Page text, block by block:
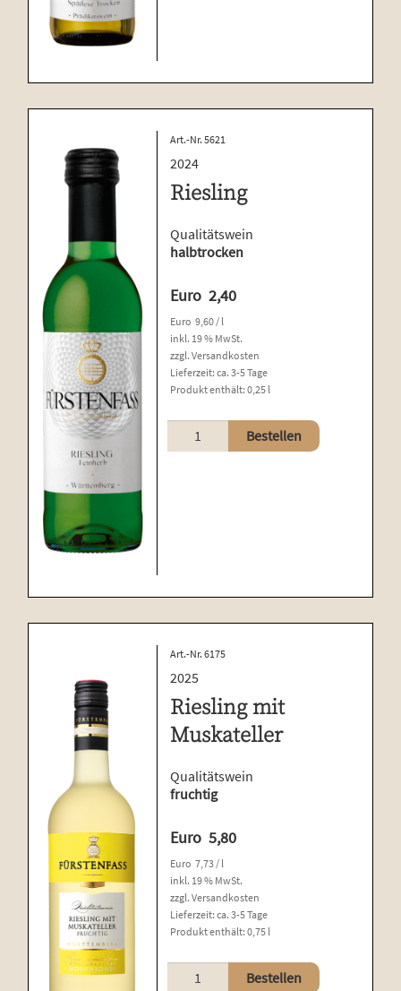
Art.-Nr. 5621
2024
Riesling
Qualitätswein
halbtrocken
Euro 2,40
Euro 9,60/ l
inkl. 19 % MwSt.
zzgl.Versandkosten
Lieferzeit:ca. 3-5 Tage
Produkt enthält: 0,25 l
Riesling
Menge
Bestellen
Art.-Nr. 6175
2025
Riesling mit
Muskateller
Qualitätswein
fruchtig
Euro 5,80
Euro 7,73/ l
inkl. 19 % MwSt.
zzgl.Versandkosten
Lieferzeit:ca. 3-5 Tage
Produkt enthält: 0,75 l
Riesling
Bestellen